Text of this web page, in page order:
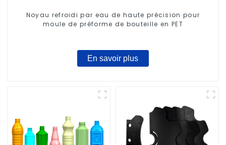
Noyau refroidi par eau de haute précision pour
moule de préforme de bouteille en PET
En savoir plus